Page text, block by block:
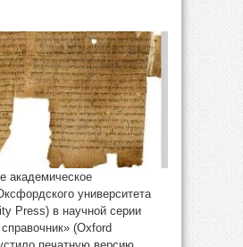
академическое
университета
Press) в научной серии
(Oxford